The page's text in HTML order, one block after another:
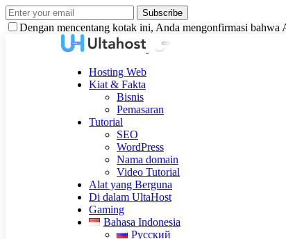
Subscribe
Dengan mencentang kotak ini, Anda mengonfirmasi
Hosting Web
Kiat & Fakta
Bisnis
Pemasaran
Tutorial
SEO
WordPress
Nama domain
Video Tutorial
Alat yang Berguna
Di dalam UltaHost
Gaming
Bahasa Indonesia
Русский